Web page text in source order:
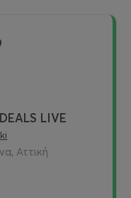
LIVE
Αττική